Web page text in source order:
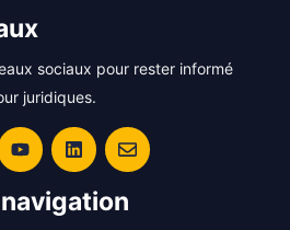
sociaux pour rester informé
juridiques.